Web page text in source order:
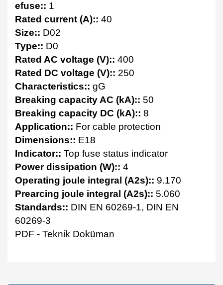
efuse:: 1
Rated current (A):: 40
Size:: D02
Type:: D0
Rated AC voltage (V):: 400
Rated DC voltage (V):: 250
Characteristics:: gG
Breaking capacity AC (kA):: 50
Breaking capacity DC (kA):: 8
Application:: For cable protection
Dimensions:: E18
Indicator:: Top fuse status indicator
Power dissipation (W):: 4
Operating joule integral (A2s):: 9.170
Prearcing joule integral (A2s):: 5.060
Standards:: DIN EN 60269-1, DIN EN
60269-3
PDF - Teknik Doküman